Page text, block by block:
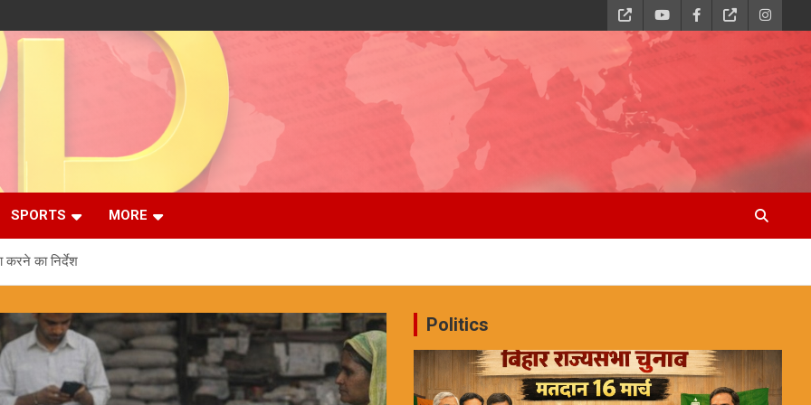
SPORTS MORE
करने का निर्देश
Politics